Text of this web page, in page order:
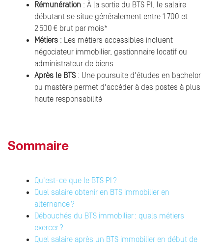
Rémunération : À la sortie du BTS PI, le salaire
débutant se situe généralement entre 1 700 et
2 500 € brut par mois*
Métiers : Les métiers accessibles incluent
négociateur immobilier, gestionnaire locatif ou
administrateur de biens
Après le BTS : Une poursuite d'études en bachelor
ou mastère permet d'accéder à des postes à plus
haute responsabilité
Sommaire
Qu'est-ce que le BTS PI ?
Quel salaire obtenir en BTS immobilier en
alternance ?
Débouchés du BTS immobilier : quels métiers
exercer ?
Quel salaire après un BTS immobilier en début de